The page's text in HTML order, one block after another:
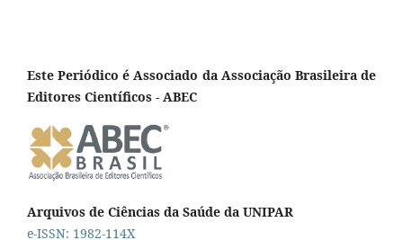
Este Periódico é Associado da Associação Brasileira de
Editores Científicos - ABEC
Arquivos de Ciências da Saúde da UNIPAR
e-ISSN: 1982-114X